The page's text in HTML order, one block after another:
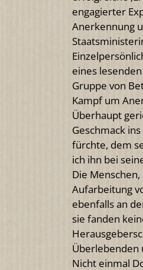
engagierter
Anerkennung
eines
Gruppe von
Kampf um
Überhaupt
Geschmack
fürchte, dem
ich ihn bei
Die
Aufarbeitung
ebenfalls an
sie fanden
Überlebenden
Nicht einmal